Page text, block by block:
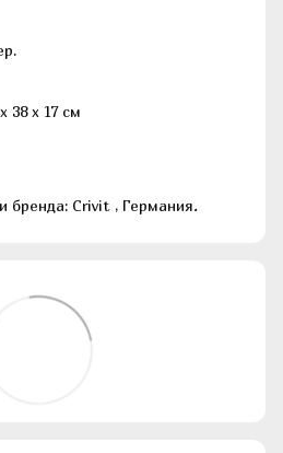
38 х 17 см
бренда: Crivit , Германия.